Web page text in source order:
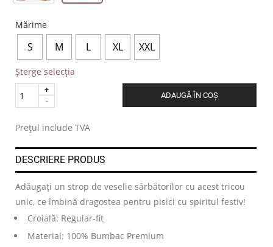
Mărime
S M L XL XXL
Șterge selecția
Quantity
ADAUGĂ ÎN COȘ
Prețul include TVA
DESCRIERE PRODUS
Adăugați un strop de veselie sărbătorilor cu acest tricou
unic, ce îmbină dragostea pentru pisici cu spiritul festiv!
Croială: Regular-fit
Material: 100% Bumbac Premium